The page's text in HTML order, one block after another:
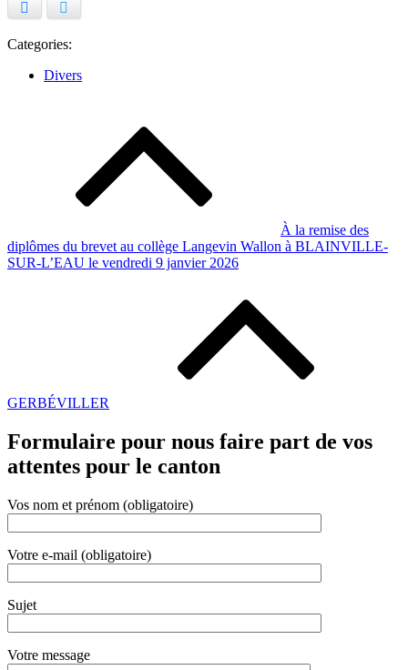
Categories:
Divers
À la remise des
diplômes du brevet au collège Langevin Wallon à BLAINVILLE-
SUR-L’EAU le vendredi 9 janvier 2026
GERBÉVILLER
Formulaire pour nous faire part de vos
attentes pour le canton
Vos nom et prénom (obligatoire)
Votre e-mail (obligatoire)
Sujet
Votre message